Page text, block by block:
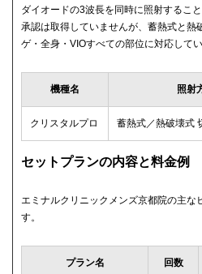
ダイオードの3波長を同時に照射するこ
承認は取得していませんが、蓄熱式と熱
ゲ・全身・VIOすべての部位に対応してい
機種名 照射
クリスタルプロ 蓄熱式／熱破壊式
セットプランの内容と料金例
エミナルクリニックメンズ京都院の主な
す。
プラン名 回数